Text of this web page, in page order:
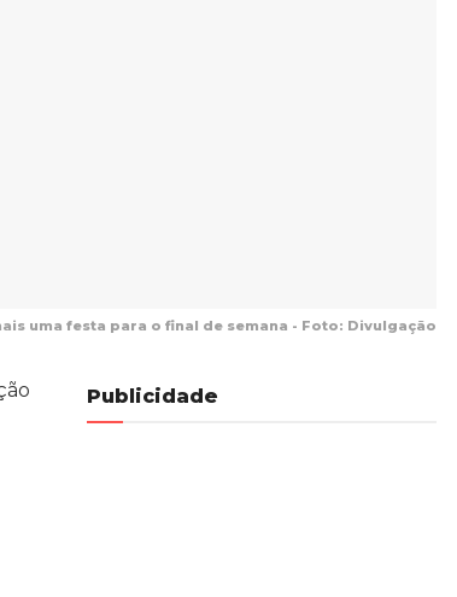
uma festa para o final de semana - Foto: Divulgação
Publicidade